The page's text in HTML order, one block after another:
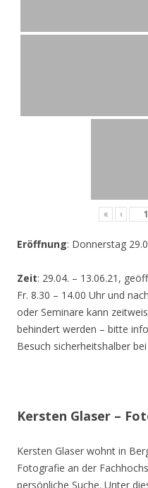
« ‹
Eröffnung: Donnerstag
Zeit: 29.04. – 13.06.21,
Fr. 8.30 – 14.00 Uhr und
oder Seminare kann
behindert werden – bitte
Besuch sicherheitshalber
Kersten Glaser –
Kersten Glaser wohnt in
Fotografie an der
persönliche Suche. Unter